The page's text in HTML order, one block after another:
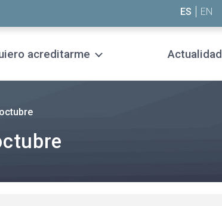
ES EN
acreditarme Actualidad